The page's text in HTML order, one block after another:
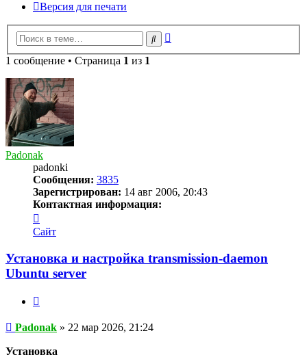
Версия для печати
Поиск
1 сообщение • Страница 1 из 1
Padonak
padonki
Сообщения: 3835
Зарегистрирован: 14 авг 2006, 20:43
Контактная информация:
информация
пользователя
Сайт
Установка и настройка transmission-daemon
Ubuntu server
Сообщение
Padonak » 22 мар 2026, 21:24
Установка